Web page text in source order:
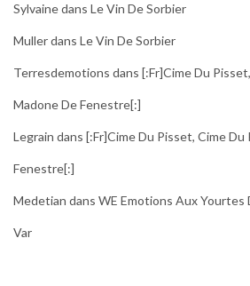
Sylvainedans Le Vin De Sorbier
Mullerdans Le Vin De Sorbier
Terresdemotions dans [:fr]Cime Du
Madone De Fenestre[:]
Legrain dans [:fr]Cime Du Pisset, Cime Du
Fenestre[:]
Medetian dans WE Emotions Aux Yourtes
Var